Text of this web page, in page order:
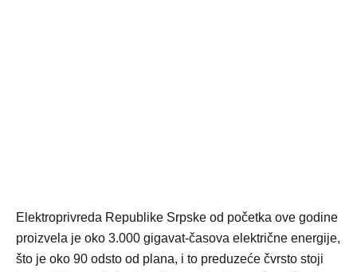
Elektroprivreda Republike Srpske od početka ove godine
proizvela je oko 3.000 gigavat-časova električne energije,
što je oko 90 odsto od plana, i to preduzeće čvrsto stoji